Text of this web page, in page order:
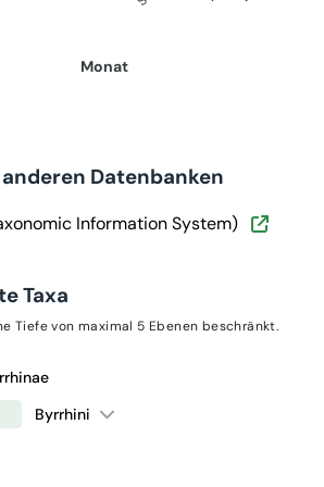
Monat
Datenbanken
Information System)
Taxa
Tiefe von maximal 5 Ebenen beschränkt.
Byrrhini